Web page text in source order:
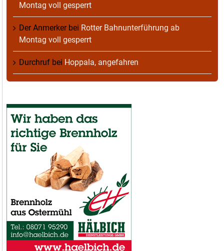
Montag voll gesperrt
Der Anmerkerbei Rotter Bahnunterführung ab
Montag voll gesperrt
Durchruf bei Hoppala, angefahren